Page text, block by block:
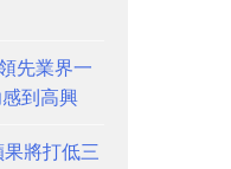
先業界一
到高興
將打低三